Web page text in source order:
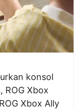
konsol
ROG Xbox
Xbox Ally